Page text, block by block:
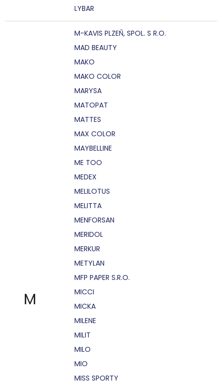
LYBAR
M
M-KAVIS PLZEŇ, SPOL. S R.O.
MAD BEAUTY
MAKO
MAKO COLOR
MARYSA
MATOPAT
MATTES
MAX COLOR
MAYBELLINE
ME TOO
MEDEX
MELILOTUS
MELITTA
MENFORSAN
MERIDOL
MERKUR
METYLAN
MFP PAPER S.R.O.
MICCI
MICKA
MILENE
MILIT
MILO
MIO
MISS SPORTY